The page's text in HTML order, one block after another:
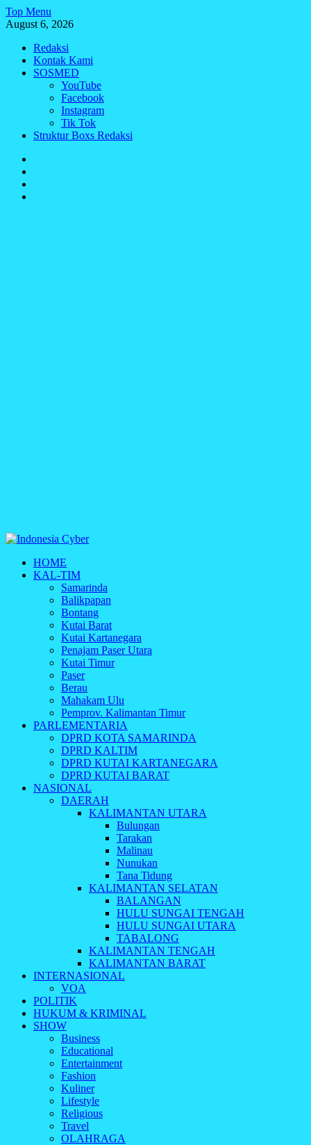
Skip
to
Top Menu
August 6, 2026
Redaksi
Kontak Kami
SOSMED
YouTube
Facebook
Instagram
Tik Tok
Struktur Boxs Redaksi
Indonesia Cyber
Media Cetak, Online & Streaming
HOME
KAL-TIM
Samarinda
Balikpapan
Bontang
Kutai Barat
Kutai Kartanegara
Penajam Paser Utara
Kutai Timur
Paser
Berau
Mahakam Ulu
Pemprov. Kalimantan Timur
PARLEMENTARIA
DPRD KOTA SAMARINDA
DPRD KALTIM
DPRD KUTAI KARTANEGARA
DPRD KUTAI BARAT
NASIONAL
DAERAH
KALIMANTAN UTARA
Bulungan
Tarakan
Malinau
Nunukan
Tana Tidung
KALIMANTAN SELATAN
BALANGAN
HULU SUNGAI TENGAH
HULU SUNGAI UTARA
TABALONG
KALIMANTAN TENGAH
KALIMANTAN BARAT
INTERNASIONAL
VOA
POLITIK
HUKUM & KRIMINAL
SHOW
Business
Educational
Entertainment
Fashion
Kuliner
Lifestyle
Religious
Travel
OLAHRAGA